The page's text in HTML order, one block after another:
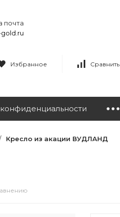
почта
Избранное Сравнить
Кресло из акации ВУДЛАНД